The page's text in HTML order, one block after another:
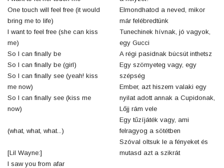
One touch will feel free (it would
bring me to life)
I want to feel free (she can kiss
me)
So I can finally be
So I can finally be (girl)
So I can finally see (yeah! kiss
me now)
So I can finally see (kiss me
now)
(what, what, what...)
[Lil Wayne:]
I saw you from afar
Elmondhatod a neved, mikor
már felébredtünk
Tunechinek hívnak, jó vagyok,
egy Gucci
A régi pasidnak búcsút inthetsz
Egy szörnyeteg vagy, egy
szépség
Ember, azt hiszem valaki egy
nyilat adott annak a Cupidonak,
Lőjj rám vele
Egy tűzíjáték vagy, ami
felragyog a sötétben
Szóval oltsuk le a fényeket és
mutasd azt a szikrát